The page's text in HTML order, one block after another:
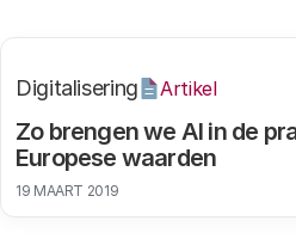
Zo brengen we AI in de
Europese waarden
Digitalisering Artikel
19 MAART 2019